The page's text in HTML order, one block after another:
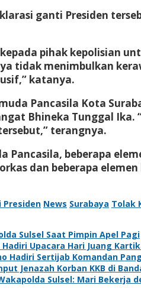
ganti Presiden
pihak kepolisian
tidak menimbulkan
katanya.
Pancasila Kota
Bhineka Tunggal
terangnya.
Pancasila, beberapa
dan beberapa
Presiden News Surabaya Tolak
Sulsel Saat Pimpin Apel Pagi
Upacara Hari Juang
Hadiri Sertijab Komandan
Jenazah Korban KKB di
Sulsel: Mari Bekerja